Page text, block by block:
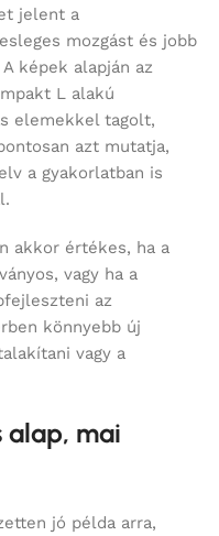
jelent a
mozgást és jobb
képek alapján az
L alakú
elemekkel tagolt,
azt mutatja,
elv a gyakorlatban is
akkor értékes, ha a
vagy ha a
az
könnyebb új
vagy a
alap, mai
jó példa arra,